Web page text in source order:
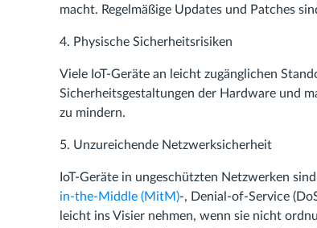
macht. Regelmäßige Updates und Patches
4. Physische Sicherheitsrisiken
Viele IoT-Geräte an leicht zugänglichen
Sicherheitsgestaltungen der Hardware und
zu mindern.
5. Unzureichende Netzwerksicherheit
IoT-Geräte in ungeschützten Netzwerken
in-the-Middle (MitM)-, Denial-of-Service
leicht ins Visier nehmen, wenn sie nicht